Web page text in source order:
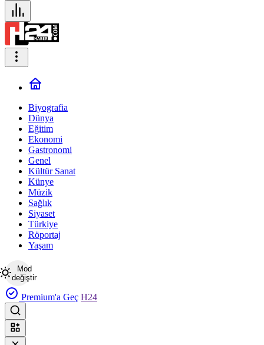
Biyografia
Dünya
Eğitim
Ekonomi
Gastronomi
Genel
Kültür Sanat
Künye
Müzik
Sağlık
Siyaset
Türkiye
Röportaj
Yaşam
Mod
değiştir
Premium'a Geç H24